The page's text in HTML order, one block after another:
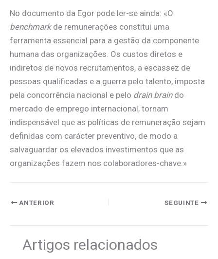
No documento da Egor pode ler-se ainda: «O
benchmarkde remunerações constitui uma
ferramenta essencial para a gestão da componente
humana das organizações. Os custos diretos e
indiretos de novos recrutamentos, a escassez de
pessoas qualificadas e a guerra pelo talento, imposta
pela concorrência nacional e pelo drain braindo
mercado de emprego internacional, tornam
indispensável que as políticas de remuneração sejam
definidas com carácter preventivo, de modo a
salvaguardar os elevados investimentos que as
organizações fazem nos colaboradores-chave.»
ANTERIOR SEGUINTE
Artigos relacionados